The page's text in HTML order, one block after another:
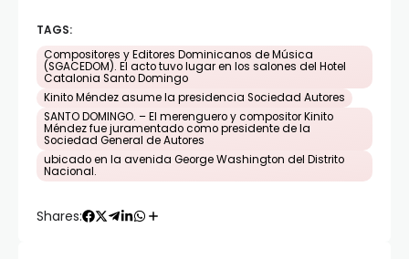
TAGS:
Compositores y Editores Dominicanos de Música
(SGACEDOM). El acto tuvo lugar en los salones del Hotel
Catalonia Santo Domingo
Kinito Méndez asume la presidencia Sociedad Autores
SANTO DOMINGO. – El merenguero y compositor Kinito
Méndez fue juramentado como presidente de la
Sociedad General de Autores
ubicado en la avenida George Washington del Distrito
Nacional.
Shares: